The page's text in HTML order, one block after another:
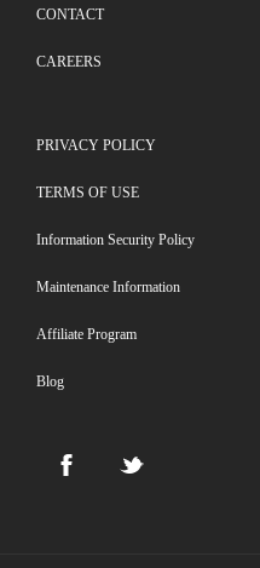
CONTACT
CAREERS
PRIVACY POLICY
TERMS OF USE
Information Security Policy
Maintenance Information
Affiliate Program
Blog